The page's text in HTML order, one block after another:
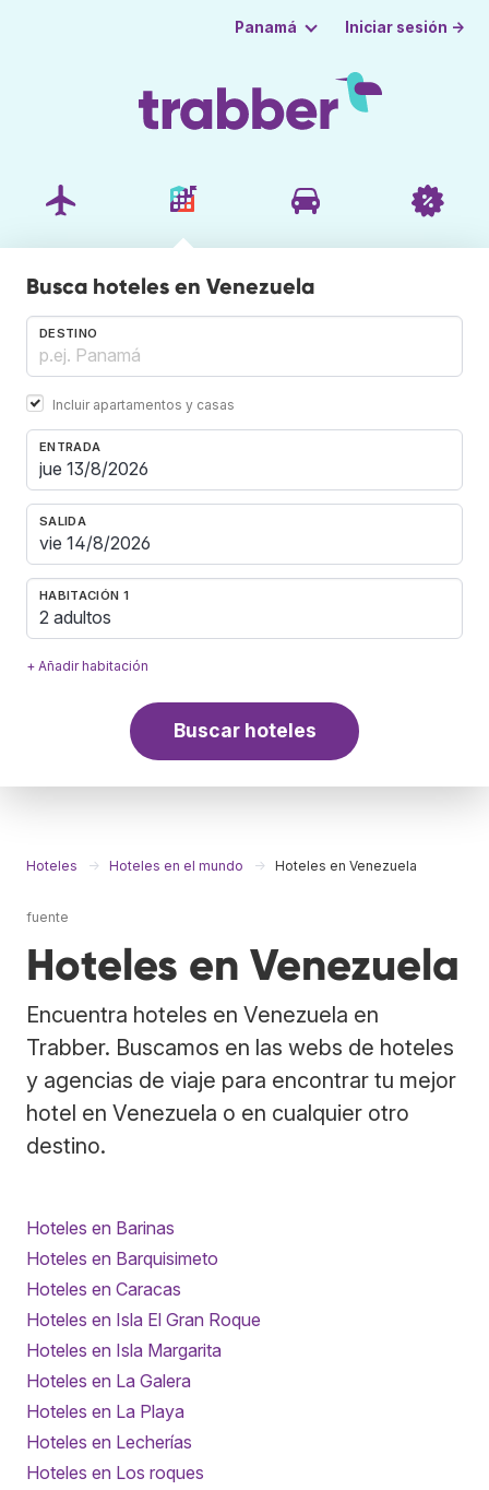
Panamá Iniciar sesión →
Busca hoteles en Venezuela
DESTINO
Incluir apartamentos y casas
ENTRADA
SALIDA
HABITACIÓN 1
2 adultos
+ Añadir habitación
Buscar hoteles
Hoteles Hoteles en el mundo Hoteles en Venezuela
fuente
Hoteles en Venezuela
Encuentra hoteles en Venezuela en
Trabber. Buscamos en las webs de hoteles
y agencias de viaje para encontrar tu mejor
hotel en Venezuela o en cualquier otro
destino.
Hoteles en Barinas
Hoteles en Barquisimeto
Hoteles en Caracas
Hoteles en Isla El Gran Roque
Hoteles en Isla Margarita
Hoteles en La Galera
Hoteles en La Playa
Hoteles en Lecherías
Hoteles en Los roques